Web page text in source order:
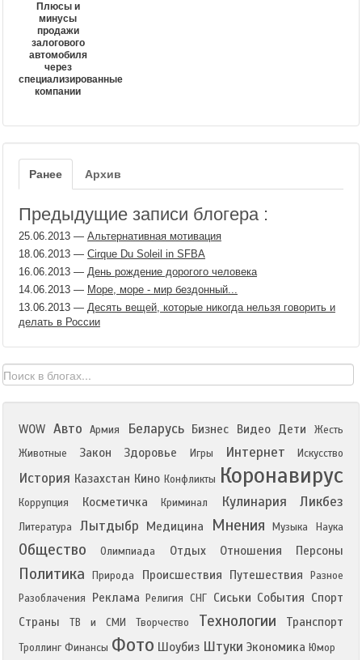
Плюсы и
минусы
продажи
залогового
автомобиля
через
специализированные
компании
Ранее Архив
Предыдущие записи блогера :
25.06.2013 — Альтернативная мотивация
18.06.2013 — Cirque Du Soleil in SFBA
16.06.2013 — День рождение дорогого человека
14.06.2013 — Море, море - мир бездонный...
13.06.2013 — Десять вещей, которые никогда нельзя говорить и
делать в России
WOW Авто Армия Беларусь Бизнес Видео Дети
Жесть
Животные
Закон Здоровье Игры Интернет Искусство
История Казахстан Кино Конфликты Коронавирус
Коррупция Косметичка Криминал Кулинария Ликбез
Литература Лытдыбр Медицина Мнения Музыка Наука
Общество Олимпиада Отдых Отношения Персоны
Политика Природа Происшествия Путешествия
Разное
Разоблачения
Реклама Религия СНГ Сиськи События Спорт
Страны
ТВ и СМИ Творчество Технологии Транспорт
Троллинг Финансы Фото Шоубиз Штуки Экономика Юмор